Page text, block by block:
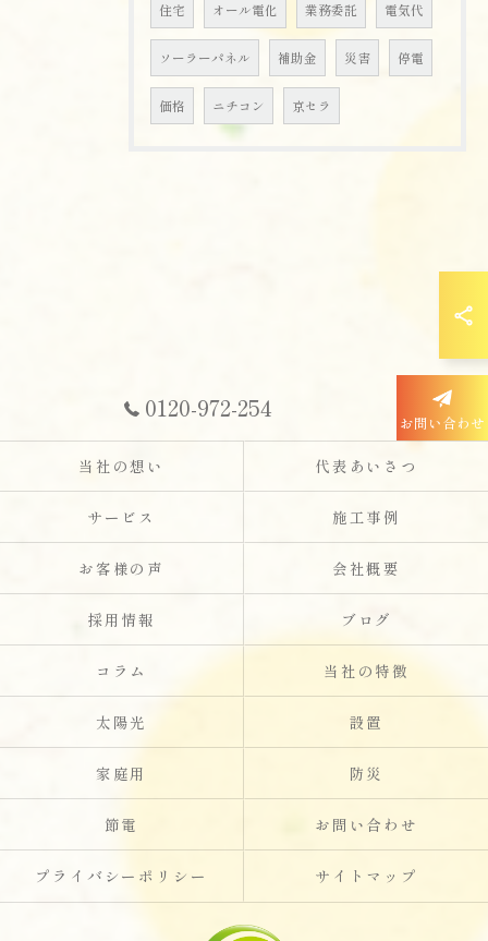
住宅 オール電化 業務委託 電気代
ソーラーパネル 補助金 災害 停電
価格 ニチコン 京セラ
0120-972-254 お問い合わせ
当社の想い 代表あいさつ
サービス 施工事例
お客様の声 会社概要
採用情報 ブログ
コラム 当社の特徴
太陽光 設置
家庭用 防災
節電 お問い合わせ
プライバシーポリシー サイトマップ